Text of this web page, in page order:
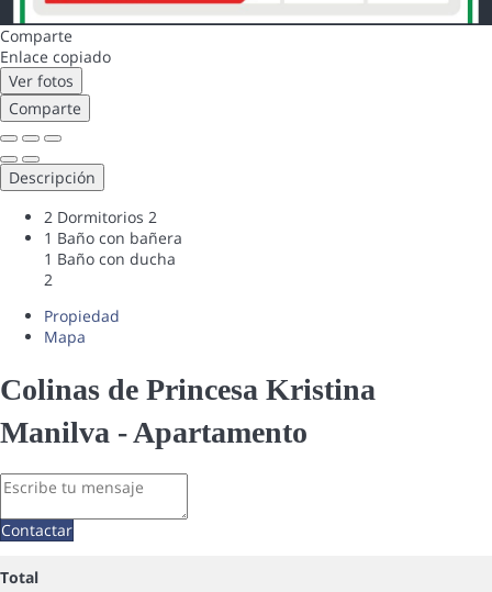
Comparte
Enlace copiado
Ver fotos
Comparte
Descripción
2 Dormitorios 2
1 Baño con bañera
1 Baño con ducha
2
Propiedad
Mapa
Colinas de Princesa Kristina
Manilva -Apartamento
Contactar
Total